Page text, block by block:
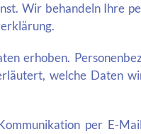
Wir behandeln Ihre
erhoben.
welche Daten
per E-